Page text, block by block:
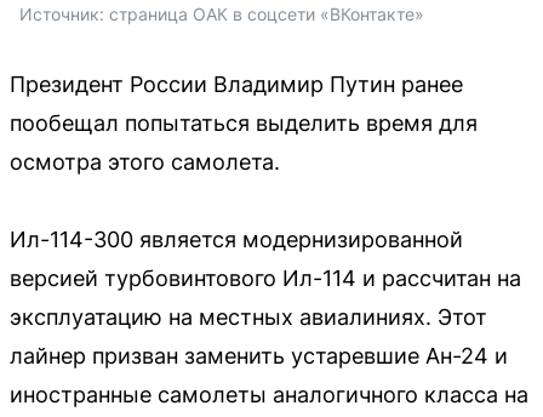
Источник: страница ОАК в соцсети «ВКонтакте»
Президент России Владимир Путин ранее
пообещал попытаться выделить время для
осмотра этого самолета.
Ил-114-300 является модернизированной
версией турбовинтового Ил-114 и рассчитан на
эксплуатацию на местных авиалиниях. Этот
лайнер призван заменить устаревшие Ан-24 и
иностранные самолеты аналогичного класса на